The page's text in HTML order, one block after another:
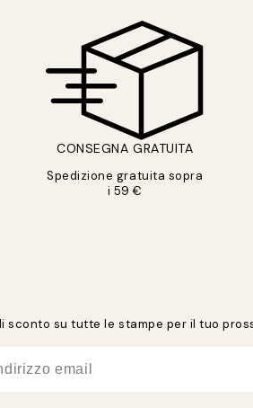
CONSEGNA GRATUITA
Spedizione gratuita sopra
i 59 €
sconto su tutte le stampe per il tuo